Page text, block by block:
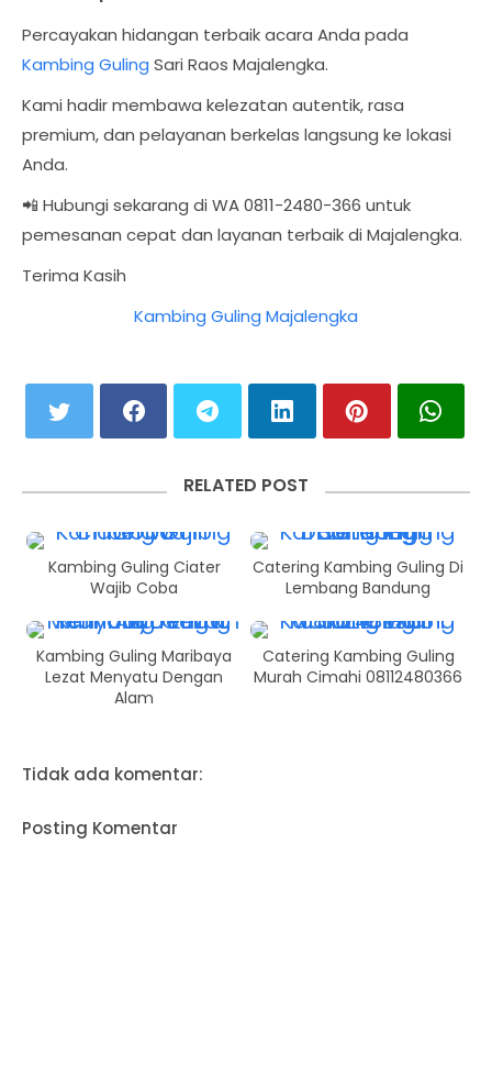
Percayakan hidangan terbaik acara Anda pada
Kambing Guling Sari Raos Majalengka.
Kami hadir membawa kelezatan autentik, rasa
premium, dan pelayanan berkelas langsung ke lokasi
Anda.
📲 Hubungi sekarang di WA 0811-2480-366 untuk
pemesanan cepat dan layanan terbaik di Majalengka.
Terima Kasih
Kambing Guling Majalengka
RELATED POST
Kambing Guling Ciater
Wajib Coba
Catering Kambing Guling Di
Lembang Bandung
Kambing Guling Maribaya
Lezat Menyatu Dengan
Alam
Catering Kambing Guling
Murah Cimahi 08112480366
Tidak ada komentar:
Posting Komentar